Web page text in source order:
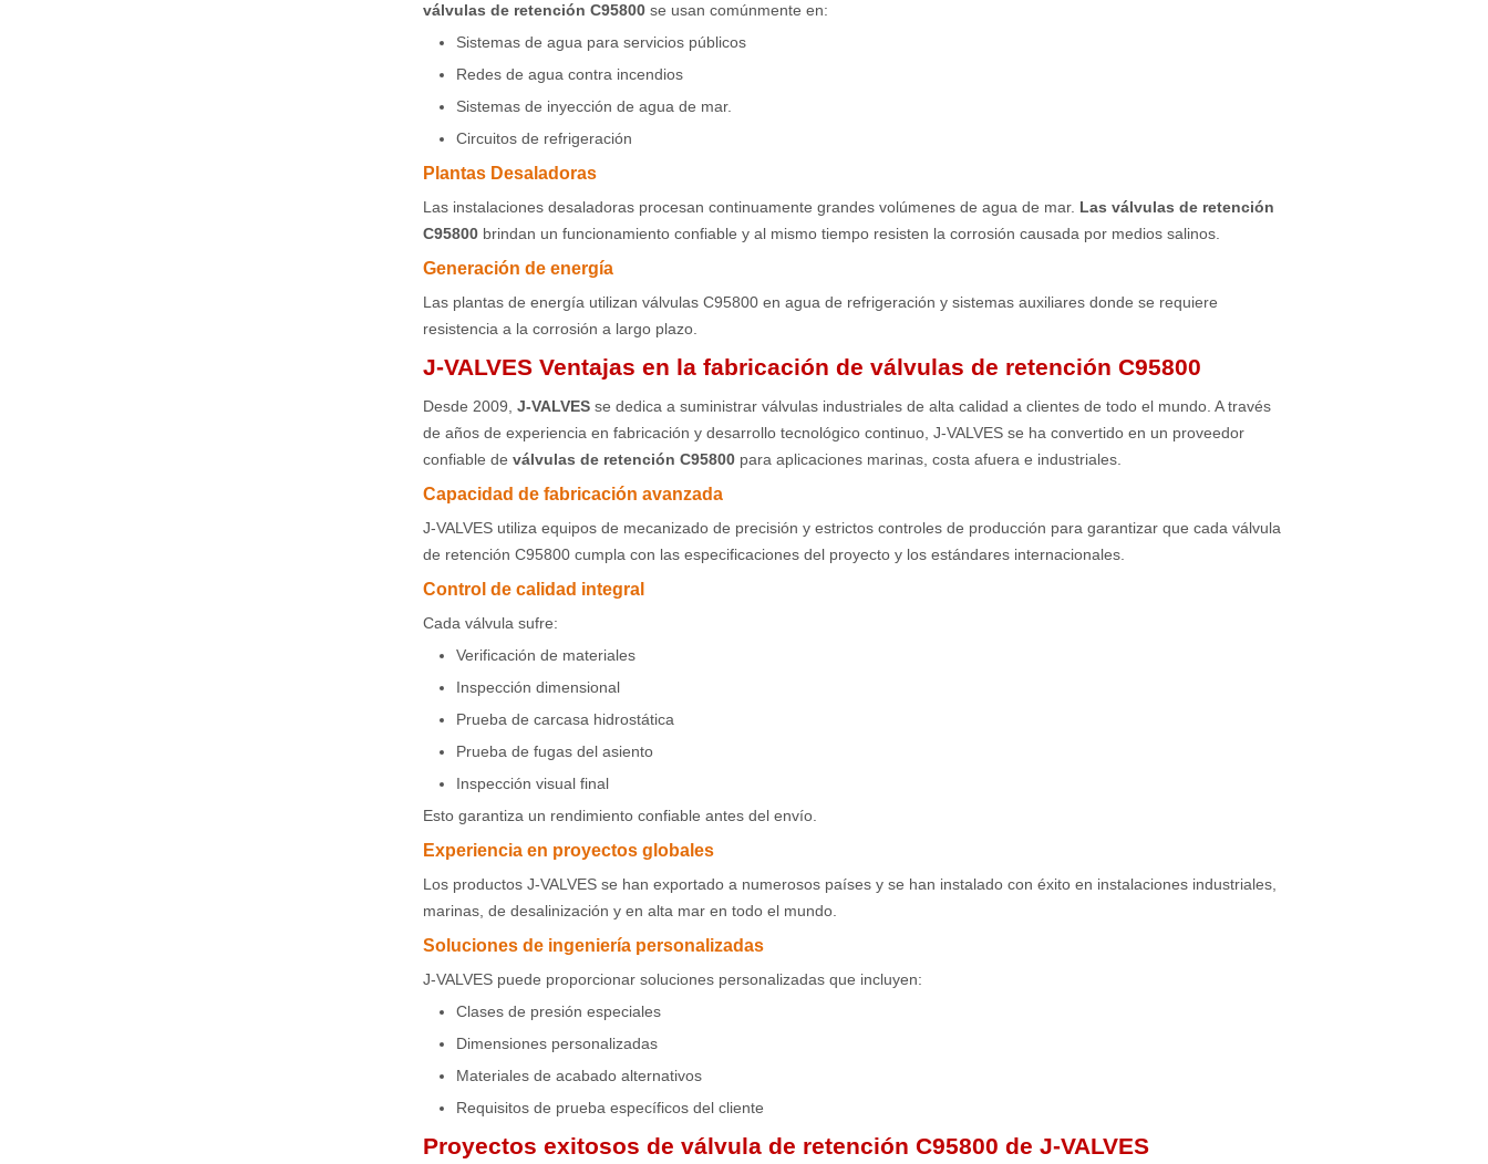
válvulas de retención C95800 se usan comúnmente en:
Sistemas de agua para servicios públicos
Redes de agua contra incendios
Sistemas de inyección de agua de mar.
Circuitos de refrigeración
Plantas Desaladoras
Las instalaciones desaladoras procesan continuamente grandes volúmenes de agua de mar. Las válvulas de retención
C95800 brindan un funcionamiento confiable y al mismo tiempo resisten la corrosión causada por medios salinos.
Generación de energía
Las plantas de energía utilizan válvulas C95800 en agua de refrigeración y sistemas auxiliares donde se requiere
resistencia a la corrosión a largo plazo.
J-VALVES Ventajas en la fabricación de válvulas de retención C95800
Desde 2009, J-VALVES se dedica a suministrar válvulas industriales de alta calidad a clientes de todo el mundo. A través
de años de experiencia en fabricación y desarrollo tecnológico continuo, J-VALVES se ha convertido en un proveedor
confiable de válvulas de retención C95800 para aplicaciones marinas, costa afuera e industriales.
Capacidad de fabricación avanzada
J-VALVES utiliza equipos de mecanizado de precisión y estrictos controles de producción para garantizar que cada válvula
de retención C95800 cumpla con las especificaciones del proyecto y los estándares internacionales.
Control de calidad integral
Cada válvula sufre:
Verificación de materiales
Inspección dimensional
Prueba de carcasa hidrostática
Prueba de fugas del asiento
Inspección visual final
Esto garantiza un rendimiento confiable antes del envío.
Experiencia en proyectos globales
Los productos J-VALVES se han exportado a numerosos países y se han instalado con éxito en instalaciones industriales,
marinas, de desalinización y en alta mar en todo el mundo.
Soluciones de ingeniería personalizadas
J-VALVES puede proporcionar soluciones personalizadas que incluyen:
Clases de presión especiales
Dimensiones personalizadas
Materiales de acabado alternativos
Requisitos de prueba específicos del cliente
Proyectos exitosos de válvula de retención C95800 de J-VALVES